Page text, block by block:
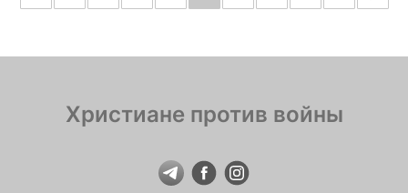
Христиане против войны